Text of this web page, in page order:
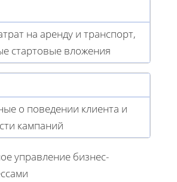
на аренду и транспорт,
стартовые вложения
о поведении клиента и
кампаний
управление бизнес-